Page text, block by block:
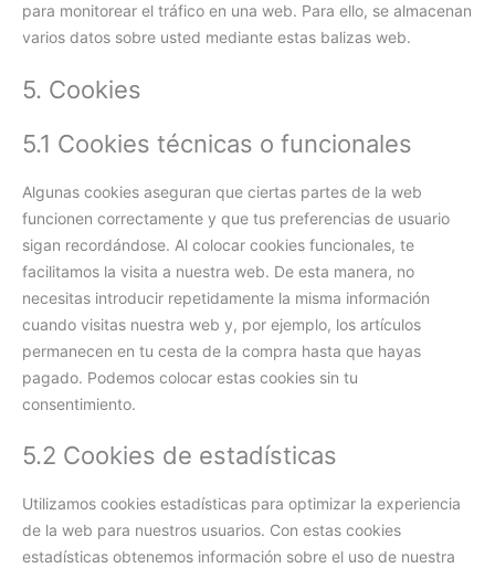
para monitorear el tráfico en una web. Para ello, se almacenan
varios datos sobre usted mediante estas balizas web.
5. Cookies
5.1 Cookies técnicas o funcionales
Algunas cookies aseguran que ciertas partes de la web
funcionen correctamente y que tus preferencias de usuario
sigan recordándose. Al colocar cookies funcionales, te
facilitamos la visita a nuestra web. De esta manera, no
necesitas introducir repetidamente la misma información
cuando visitas nuestra web y, por ejemplo, los artículos
permanecen en tu cesta de la compra hasta que hayas
pagado. Podemos colocar estas cookies sin tu
consentimiento.
5.2 Cookies de estadísticas
Utilizamos cookies estadísticas para optimizar la experiencia
de la web para nuestros usuarios. Con estas cookies
estadísticas obtenemos información sobre el uso de nuestra